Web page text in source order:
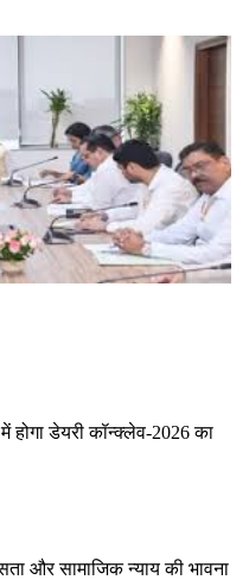
होगा डेयरी कॉन्क्लेव-2026 का
और सामाजिक न्याय की भावना